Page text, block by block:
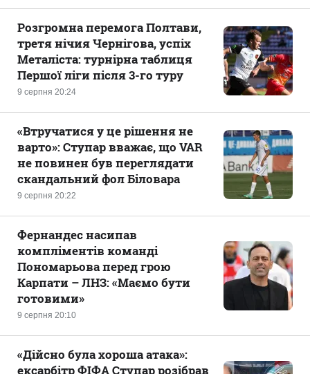
9 серпня 20:24
Розгромна перемога Полтави,
третя нічия Чернігова, успіх
Металіста: турнірна таблиця
Першої ліги після 3-го туру
9 серпня 20:22
«Втручатися у це рішення не
варто»: Ступар вважає, що VAR
не повинен був переглядати
скандальний фол Біловара
9 серпня 20:10
Фернандес насипав
компліментів команді
Пономарьова перед грою
Карпати – ЛНЗ: «Маємо бути
готовими»
«Дійсно була хороша атака»:
ексарбітр ФІФА Ступар розібрав